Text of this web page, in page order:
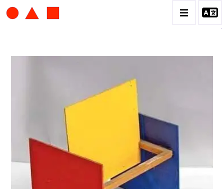
ALBERT CHUBAC
BIOGRAPHIE
CATALOGUE DES OEUVRES
CONTACT